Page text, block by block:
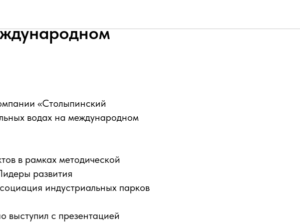
проект
«Столыпинский
водах на международном
в рамках методической
развития
индустриальных парков
с презентацией